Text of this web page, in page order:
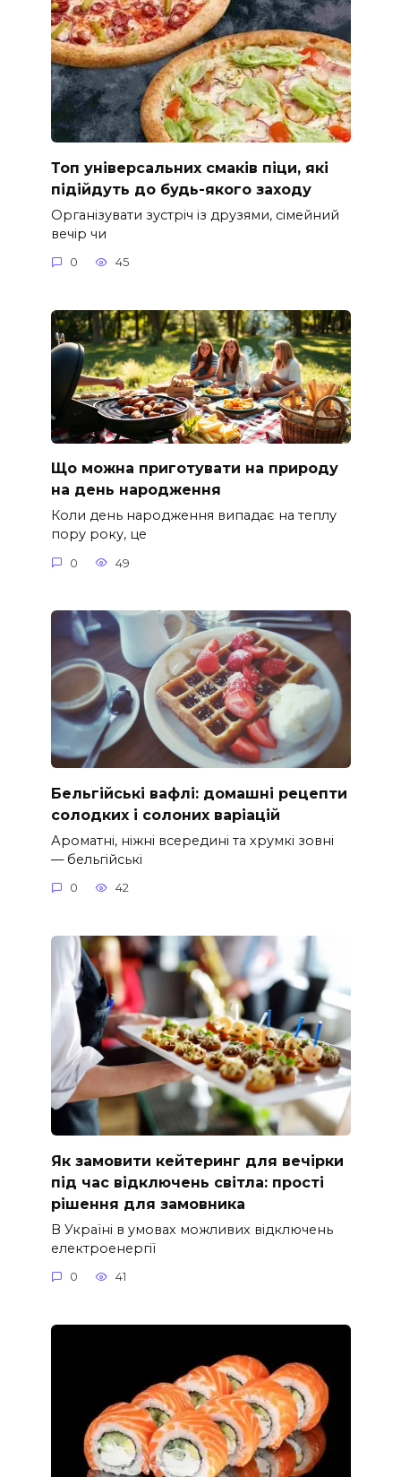
Топ універсальних смаків піци, які
підійдуть до будь-якого заходу
Організувати зустріч із друзями, сімейний
вечір чи
0 45
Що можна приготувати на природу
на день народження
Коли день народження випадає на теплу
пору року, це
0 49
Бельгійські вафлі: домашні рецепти
солодких і солоних варіацій
Ароматні, ніжні всередині та хрумкі зовні
— бельгійські
0 42
Як замовити кейтеринг для вечірки
під час відключень світла: прості
рішення для замовника
В Україні в умовах можливих відключень
електроенергії
0 41